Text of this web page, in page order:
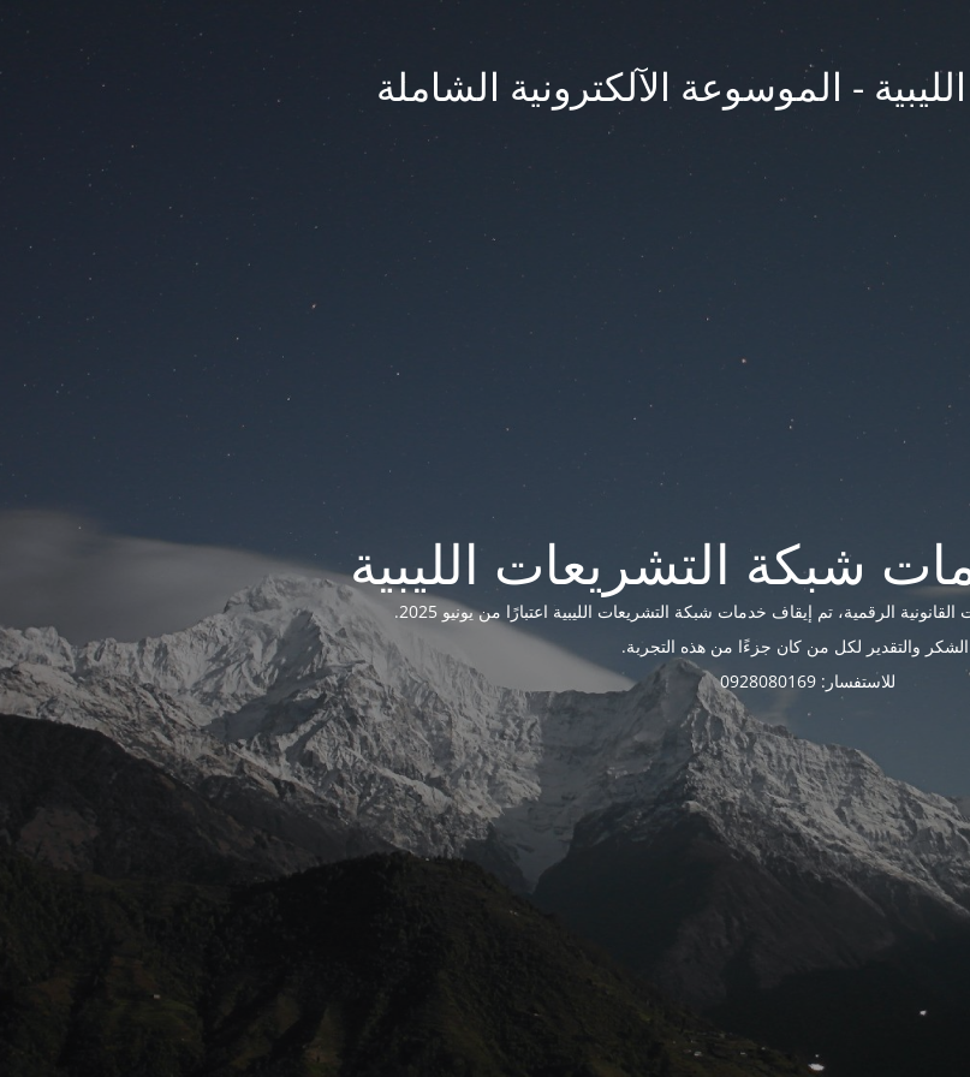
- الموسوعة الآلكترونية الشاملة
الرقمية، تم إيقاف خدمات شبكة التشريعات الليبية اعتبارًا من يونيو 2025.
والتقدير لكل من كان جزءًا من هذه التجربة.
للاستفسار: 0928080169